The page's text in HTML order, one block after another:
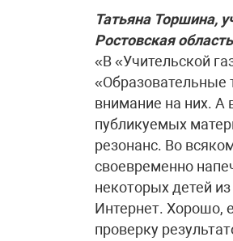
Татьяна Торшина,
Ростовская
«В «Учительской
«Образовательные
внимание на них. А
публикуемых
резонанс. Во
своевременно
некоторых детей
Интернет. Хорошо,
проверку